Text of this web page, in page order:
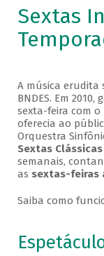
Sextas
A música erudita
BNDES. Em
sexta-feira com o
oferecia ao
Orquestra
Sextas Clássicas
semanais,
as sextas-feiras
Saiba como